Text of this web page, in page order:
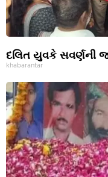
દલિત યુવકે સવર્ણની
khabarantar